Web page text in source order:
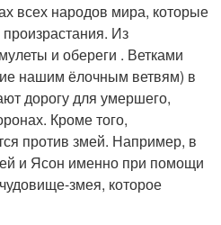
всех народов мира, которые
Из
и обереги . Ветками
нашим ёлочным ветвям) в
дорогу для умершего,
Кроме того,
против змей. Например, в
и Ясон именно при помощи
змея, которое